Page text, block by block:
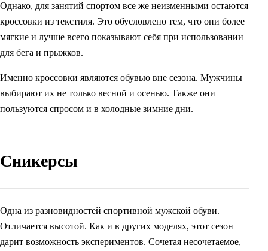
Однако, для занятий спортом все же неизменными остаются
кроссовки из текстиля. Это обусловлено тем, что они более
мягкие и лучше всего показывают себя при использовании
для бега и прыжков.
Именно кроссовки являются обувью вне сезона. Мужчины
выбирают их не только весной и осенью. Также они
пользуются спросом и в холодные зимние дни.
Сникерсы
Одна из разновидностей спортивной мужской обуви.
Отличается высотой. Как и в других моделях, этот сезон
дарит возможность экспериментов. Сочетая несочетаемое,